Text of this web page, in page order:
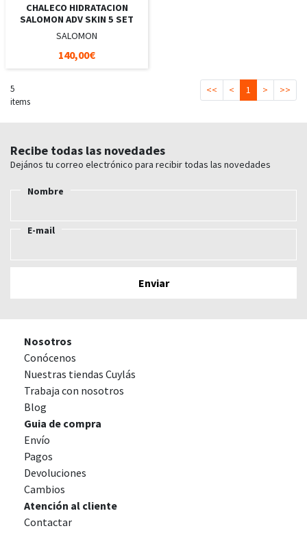
CHALECO HIDRATACION
SALOMON ADV SKIN 5 SET
SALOMON
140,00€
5
items
<< < 1 > >>
Recibe todas las novedades
Dejános tu correo electrónico para recibir todas las novedades
Nombre
E-mail
Nosotros
Conócenos
Nuestras tiendas Cuylás
Trabaja con nosotros
Blog
Guia de compra
Envío
Pagos
Devoluciones
Cambios
Atención al cliente
Contactar